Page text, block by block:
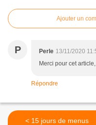
Ajouter un
P Perle 13/11/2020
Merci pour cet
Répondre
< 15 jours de menus